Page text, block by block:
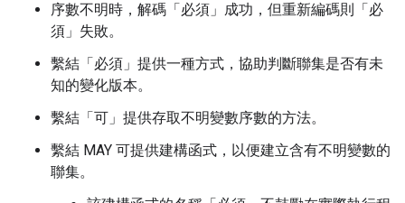
序數不明時，解碼「必須」成功，但重新編碼則「必
須」失敗。
繫結「必須」提供一種方式，協助判斷聯集是否有未
知的變化版本。
繫結「可」提供存取不明變數序數的方法。
繫結 MAY 可提供建構函式，以便建立含有不明變數的
聯集。